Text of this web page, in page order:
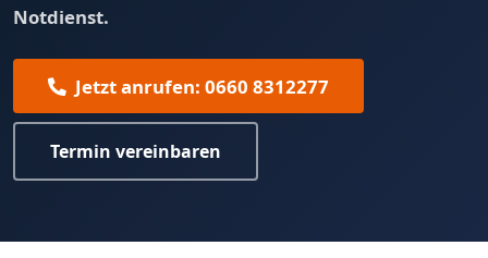
Notdienst.
Jetzt anrufen: 0660 8312277
Termin vereinbaren